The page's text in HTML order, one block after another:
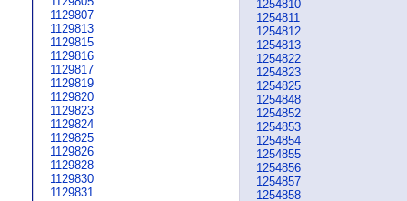
1129807
1129813
1129815
1129816
1129817
1129819
1129820
1129823
1129824
1129825
1129826
1129828
1129830
1129831
1254810
1254811
1254812
1254813
1254822
1254823
1254825
1254848
1254852
1254853
1254854
1254855
1254856
1254857
1254858